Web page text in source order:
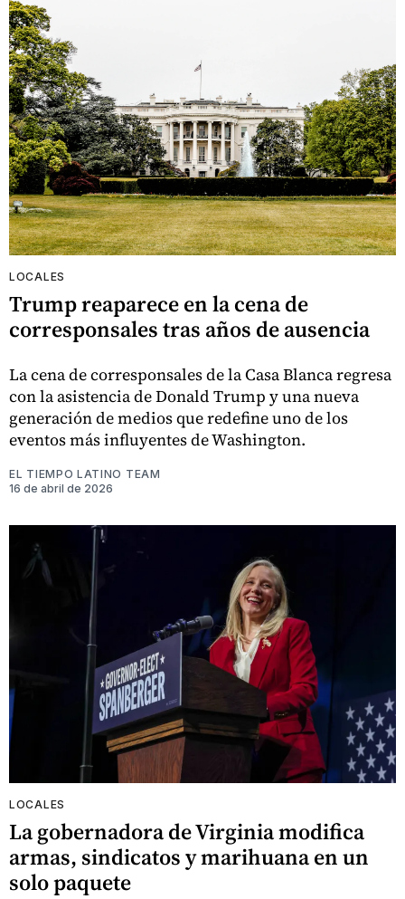
LOCALES
Trump reaparece en la cena de
corresponsales tras años de ausencia
La cena de corresponsales de la Casa Blanca regresa
con la asistencia de Donald Trump y una nueva
generación de medios que redefine uno de los
eventos más influyentes de Washington.
EL TIEMPO LATINO TEAM
16 de abril de 2026
LOCALES
La gobernadora de Virginia modifica
armas, sindicatos y marihuana en un
solo paquete